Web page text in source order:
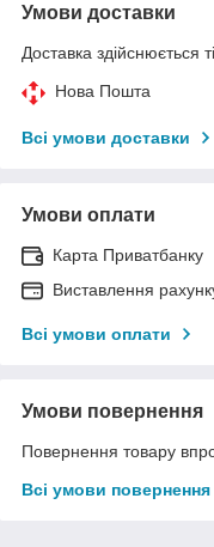
Умови доставки
Доставка здійснюється
Нова Пошта
Всі умови доставки
Умови оплати
Карта Приватбанку
Виставлення
Всі умови оплати
Умови повернення
Повернення товару
Всі умови повернення